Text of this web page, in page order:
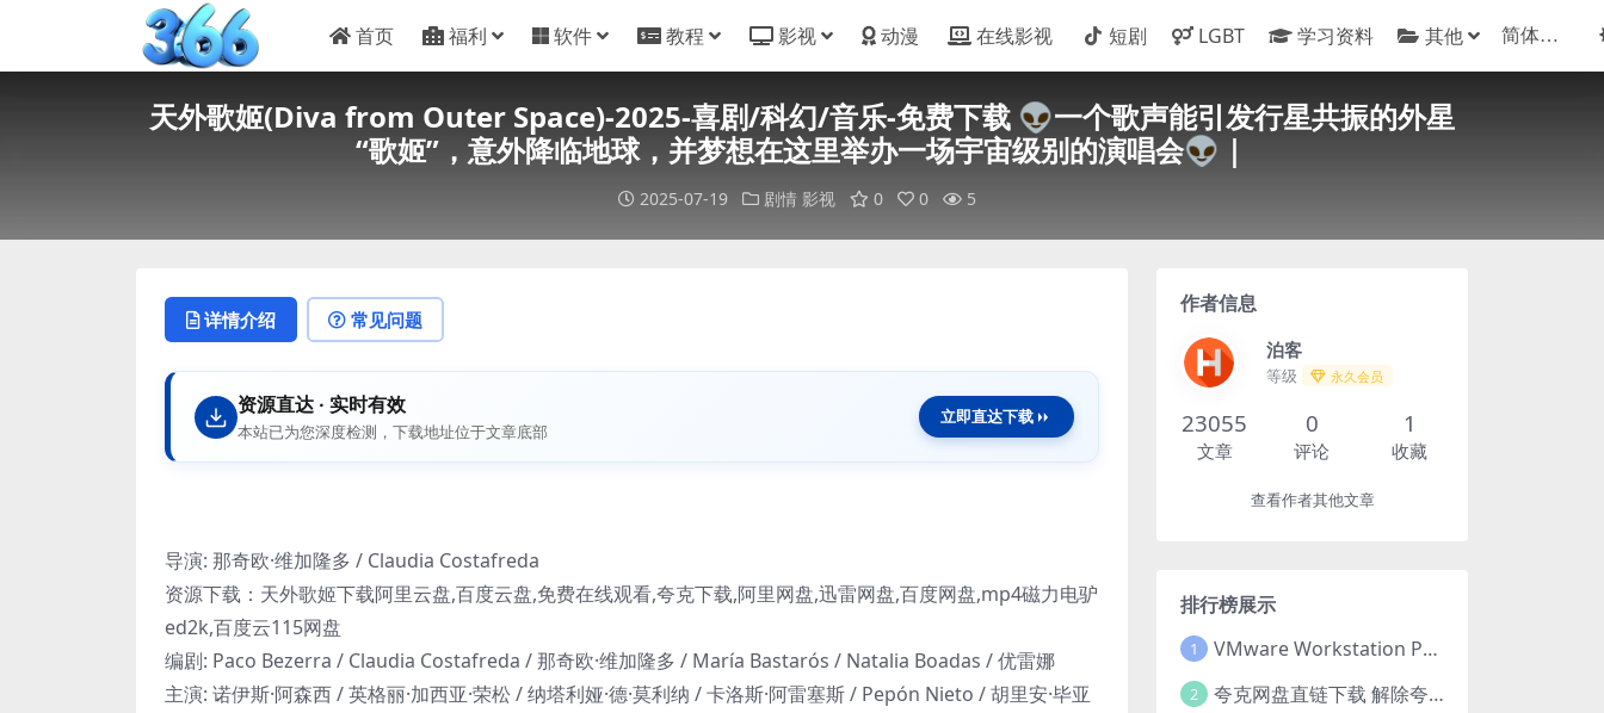
首页 福利 软件 教程 影视 动漫 在线影视 短剧 LGBT 学习资料 其他
天外歌姬(Diva from Outer Space)-2025-喜剧/科幻/音乐-免费下载 👽一个歌声能引发行星共振的外星
“歌姬”，意外降临地球，并梦想在这里举办一场宇宙级别的演唱会👽｜
2025-07-19 剧情 影视 0 0 5
详情介绍 常见问题
资源直达 · 实时有效
本站已为您深度检测，下载地址位于文章底部
立即直达下载
导演: 那奇欧·维加隆多 / Claudia Costafreda
资源下载：天外歌姬下载阿里云盘,百度云盘,免费在线观看,夸克下载,阿里网盘,迅雷网盘,百度网盘,mp4磁力电驴
ed2k,百度云115网盘
编剧: Paco Bezerra / Claudia Costafreda / 那奇欧·维加隆多 / María Bastarós / Natalia Boadas / 优雷娜
主演: 诺伊斯·阿森西 / 英格丽·加西亚·荣松 / 纳塔利娅·德·莫利纳 / 卡洛斯·阿雷塞斯 / Pepón Nieto / 胡里安·毕亚
作者信息
泊客
等级 永久会员
23055
文章
0
评论
1
收藏
查看作者其他文章
排行榜展示
1 VMware Workstation Pro 16 永久激活密钥(序列号)
2 夸克网盘直链下载 解除夸克网盘下载限制 油猴脚本